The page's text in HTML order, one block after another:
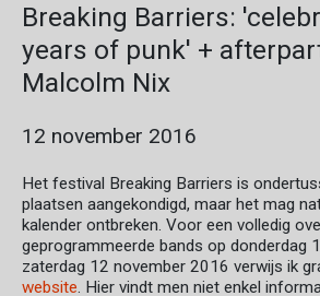
Breaking Barriers:
years of punk' +
Malcolm Nix
12 november 2016
Het festival Breaking Barriers is
plaatsen aangekondigd, maar het mag
kalender ontbreken. Voor een volledig
geprogrammeerde bands op donderdag
zaterdag 12 november 2016 verwijs ik
website. Hier vindt men niet enkel